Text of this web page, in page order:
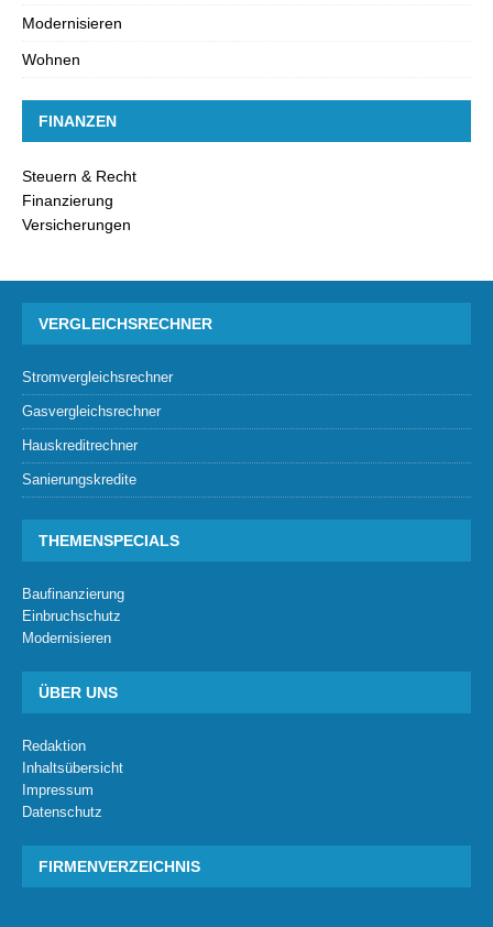
Modernisieren
Wohnen
FINANZEN
Steuern & Recht
Finanzierung
Versicherungen
VERGLEICHSRECHNER
Stromvergleichsrechner
Gasvergleichsrechner
Hauskreditrechner
Sanierungskredite
THEMENSPECIALS
Baufinanzierung
Einbruchschutz
Modernisieren
ÜBER UNS
Redaktion
Inhaltsübersicht
Impressum
Datenschutz
FIRMENVERZEICHNIS